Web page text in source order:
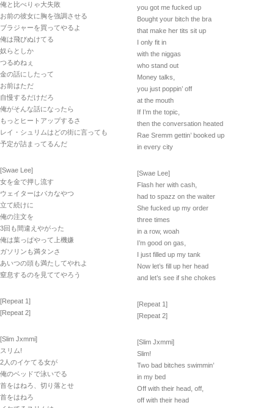
俺と比べりゃ大失敗
お前の彼女に胸を強調させる
ブラジャーを買ってやるよ
俺は飛びぬけてる
奴らとしか
つるめねぇ
金の話にしたって
お前はただ
自慢するだけだろ
俺がそんな話になったら
もっとヒートアップするさ
レイ・シュリムはどの街に言っても
予定が詰まってるんだ
[Swae Lee]
女を金で押し流す
ウェイターはバカなやつ
立て続けに
俺の注文を
3回も間違えやがった
俺は葉っぱやって上機嫌
ガソリンも満タンさ
あいつの頭も満たしてやれよ
窒息するのを見ててやろう
[Repeat 1]
[Repeat 2]
[Slim Jxmmi]
スリム!
2人のイケてる女が
俺のベッドで泳いでる
首をはねろ、切り落とせ
首をはねろ
you got me fucked up
Bought your bitch the bra
that make her tits sit up
I only fit in
with the niggas
who stand out
Money talks,
you just poppin’ off
at the mouth
If I’m the topic,
then the conversation heated
Rae Sremm gettin’ booked up
in every city
[Swae Lee]
Flash her with cash,
had to spazz on the waiter
She fucked up my order
three times
in a row, woah
I’m good on gas,
I just filled up my tank
Now let’s fill up her head
and let’s see if she chokes
[Repeat 1]
[Repeat 2]
[Slim Jxmmi]
Slim!
Two bad bitches swimmin’
in my bed
Off with their head, off,
off with their head